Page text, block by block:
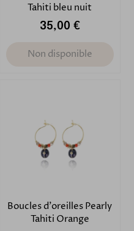
Tahiti bleu nuit
35,00 €
Non disponible
Boucles d'oreilles Pearly
Tahiti Orange